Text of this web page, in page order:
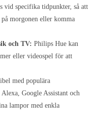
vid specifika tidpunkter, så att
morgonen eller komma
och TV: Philips Hue kan
eller videospel för att
med populära
Google Assistant och
lampor med enkla